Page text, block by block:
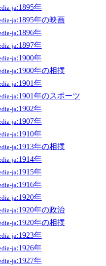
ja:1895年
ja:1895年の映画
ja:1896年
ja:1897年
ja:1900年
ja:1900年の相撲
ja:1901年
ja:1901年のスポーツ
ja:1902年
ja:1907年
ja:1910年
ja:1913年の相撲
ja:1914年
ja:1915年
ja:1916年
ja:1920年
ja:1920年の政治
ja:1920年の相撲
ja:1923年
ja:1926年
ja:1927年